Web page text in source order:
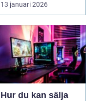
13 januari 2026
Hur du kan sälja